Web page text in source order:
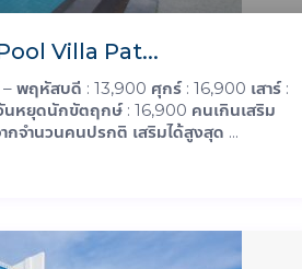
Villa Pat...
พฤหัสบดี : 13,900 ศุกร์ : 16,900 เสาร์ :
นหยุดนักขัตฤกษ์ : 16,900 คนเกินเสริม
กจำนวนคนปรกติ เสริมได้สูงสุด ...